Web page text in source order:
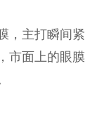
，主打瞬间紧
市面上的眼膜